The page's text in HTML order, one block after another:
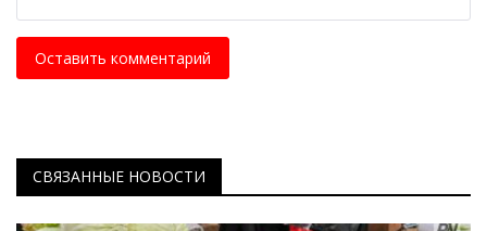
Оставить комментарий
СВЯЗАННЫЕ НОВОСТИ